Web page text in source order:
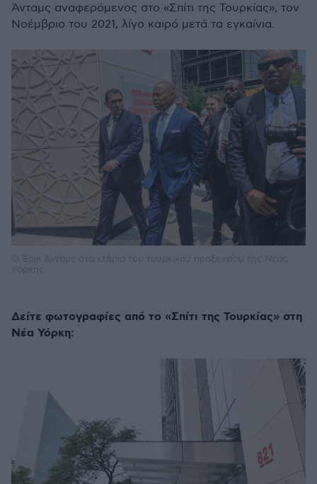
Άνταμς αναφερόμενος στο «Σπίτι της Τουρκίας», τον
Νοέμβριο του 2021, λίγο καιρό μετά τα εγκαίνια.
Δείτε φωτογραφίες από το «Σπίτι της Τουρκίας» στη
Νέα Υόρκη: